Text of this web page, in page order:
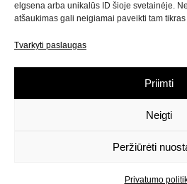
elgsena arba unikalūs ID šioje svetainėje.
atšaukimas gali neigiamai paveikti tam
Tvarkyti paslaugas
Priimti
Neigti
Peržiūrėti
Privatumo